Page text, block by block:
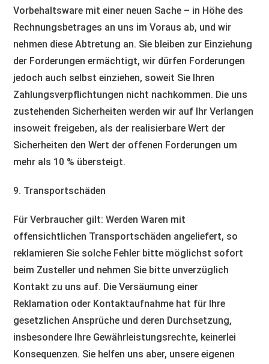
Vorbehaltsware mit einer neuen Sache – in Höhe des
Rechnungsbetrages an uns im Voraus ab, und wir
nehmen diese Abtretung an. Sie bleiben zur Einziehung
der Forderungen ermächtigt, wir dürfen Forderungen
jedoch auch selbst einziehen, soweit Sie Ihren
Zahlungsverpflichtungen nicht nachkommen. Die uns
zustehenden Sicherheiten werden wir auf Ihr Verlangen
insoweit freigeben, als der realisierbare Wert der
Sicherheiten den Wert der offenen Forderungen um
mehr als 10 % übersteigt.
9. Transportschäden​​​​​​​
Für Verbraucher gilt: Werden Waren mit
offensichtlichen Transportschäden angeliefert, so
reklamieren Sie solche Fehler bitte möglichst sofort
beim Zusteller und nehmen Sie bitte unverzüglich
Kontakt zu uns auf. Die Versäumung einer
Reklamation oder Kontaktaufnahme hat für Ihre
gesetzlichen Ansprüche und deren Durchsetzung,
insbesondere Ihre Gewährleistungsrechte, keinerlei
Konsequenzen. Sie helfen uns aber, unsere eigenen